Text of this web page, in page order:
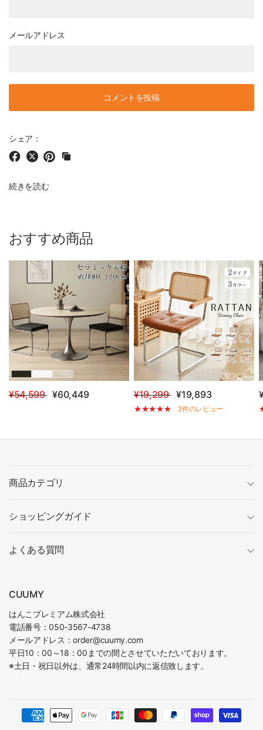
メールアドレス
シェア：
続きを読む
おすすめ商品
¥54,599 ¥60,449 ¥19,299 ¥19,893
2件のレビュー
商品カテゴリ
ショッピングガイド
よくある質問
CUUMY
はんこプレミアム株式会社
電話番号：050-3567-4738
メールアドレス：order@cuumy.com
平日10：00～18：00までの間とさせていただいております。
※土日・祝日以外は、通常24時間以内に返信致します。